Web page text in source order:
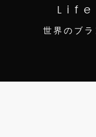
世界のブ